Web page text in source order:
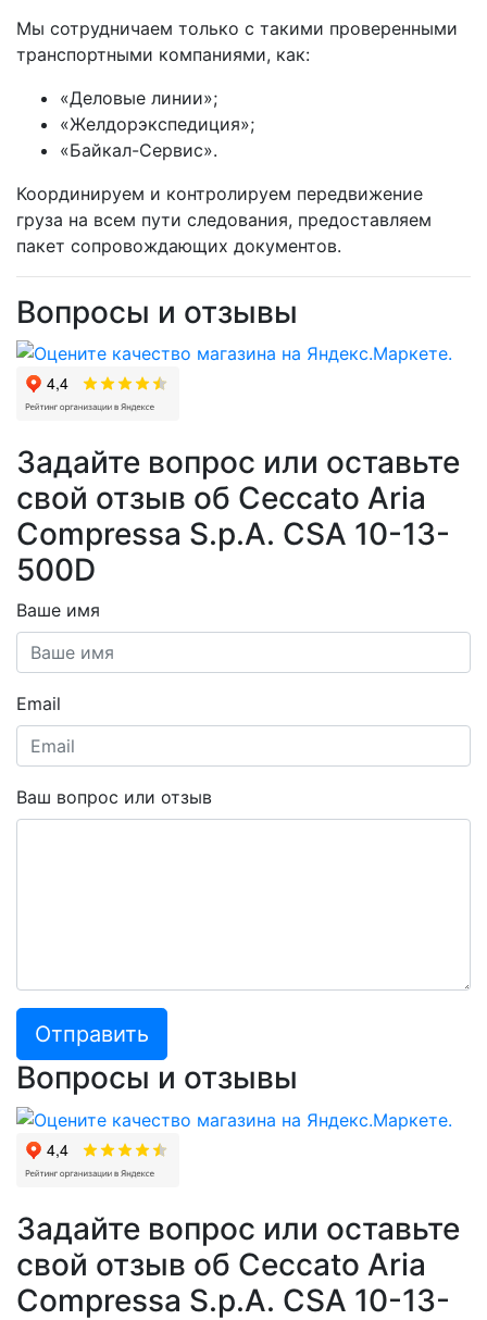
Мы сотрудничаем только с такими проверенными
транспортными компаниями, как:
«Деловые линии»;
«Желдорэкспедиция»;
«Байкал-Сервис».
Координируем и контролируем передвижение
груза на всем пути следования, предоставляем
пакет сопровождающих документов.
Вопросы и отзывы
Задайте вопрос или оставьте
свой отзыв об Ceccato Aria
Compressa S.p.A. CSA 10-13-
500D
Ваше имя
Email
Ваш вопрос или отзыв
Отправить
Вопросы и отзывы
Задайте вопрос или оставьте
свой отзыв об Ceccato Aria
Compressa S.p.A. CSA 10-13-